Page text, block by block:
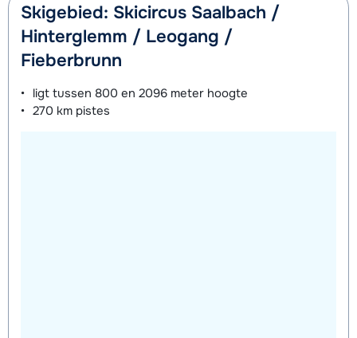
Skigebied: Skicircus Saalbach /
Hinterglemm / Leogang /
Fieberbrunn
ligt tussen 800 en 2096 meter hoogte
270 km pistes